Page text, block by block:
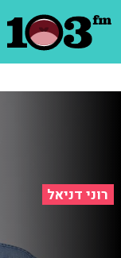
רוני דניאל